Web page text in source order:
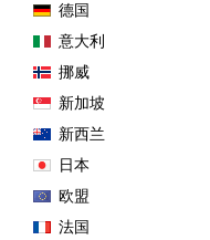
德国
意大利
挪威
新加坡
新西兰
日本
欧盟
法国